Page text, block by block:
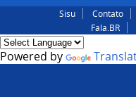
Sisu Contato
Fala.BR
Powered by